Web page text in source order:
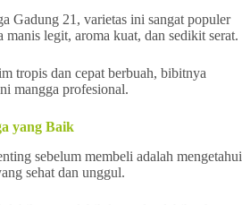
Gadung 21, varietas ini sangat populer
legit, aroma kuat, dan sedikit serat.
tropis dan cepat berbuah, bibitnya
mangga profesional.
yang Baik
sebelum membeli adalah mengetahui
sehat dan unggul.